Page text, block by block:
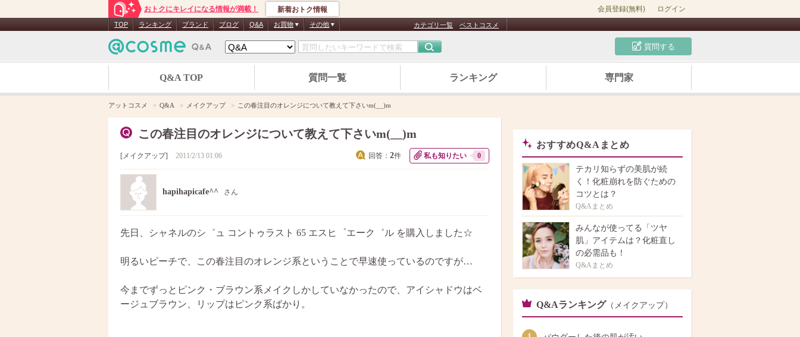
おトクにキレイになる情報が満載！ 新着おトク情報 会員登録(無料) ログイン
TOP ランキング ブランド ブログ Q&A お買物 その他 カテゴリ一覧 ベストコスメ
質問する
Q&A TOP 質問一覧 ランキング 専門家
アットコスメ Q&A メイクアップ この春注目のオレンジについて教えて下さいm(__)m
この春注目のオレンジについて教えて下さいm(__)m
メイクアップ 2011/2/13 01:06 回答： 2件 私も知りたい 0
hapihapicafe^^ さん
先日、シャネルのシ゛ュ コントゥラスト 65 エスヒ゜エーク゛ル を購入しました☆
明るいピーチで、この春注目のオレンジ系ということで早速使っているのですが…
今までずっとピンク・ブラウン系メイクしかしていなかったので、アイシャドウはベ
ージュブラウン、リップはピンク系ばかり。
おすすめQ&Aまとめ
テカリ知らずの美肌が続
く！化粧崩れを防ぐための
コツとは？
Q&Aまとめ
みんなが使ってる「ツヤ
肌」アイテムは？化粧直し
の必需品も！
Q&Aまとめ
Q&Aランキング （メイクアップ）